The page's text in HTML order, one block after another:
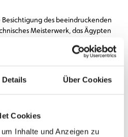
Details Über Cookies
Cookies
Inhalte und Anzeigen zu
des beeindruckenden
Meisterwerk, das Ägypten
und Energieversorgung des
faszinierendes Zeugnis
Sie die malerische Landschaft